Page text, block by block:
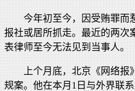
今年初至今，因受贿罪而
报社或居所抓走。最近的两次
表律师至今无法见到当事人。
上个月底，北京《网络报
规案。他在本月1日与外界联